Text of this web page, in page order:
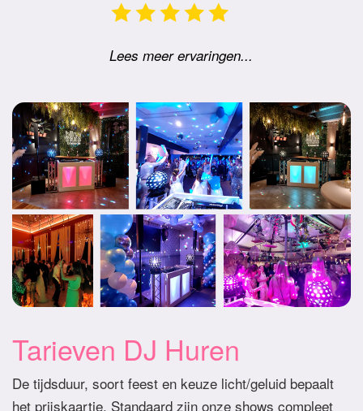
Lees meer ervaringen...
Tarieven DJ Huren
De tijdsduur, soort feest en keuze licht/geluid bepaalt
het prijskaartje. Standaard zijn onze shows compleet